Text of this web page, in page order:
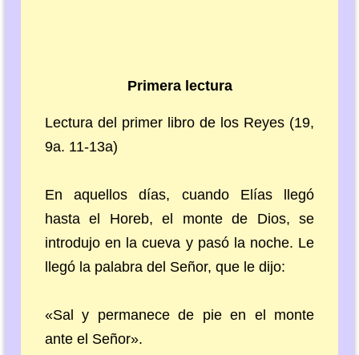
Primera lectura
Lectura del primer libro de los Reyes (19,
9a. 11-13a)
En aquellos días, cuando Elías llegó
hasta el Horeb, el monte de Dios, se
introdujo en la cueva y pasó la noche. Le
llegó la palabra del Señor, que le dijo:
«Sal y permanece de pie en el monte
ante el Señor».